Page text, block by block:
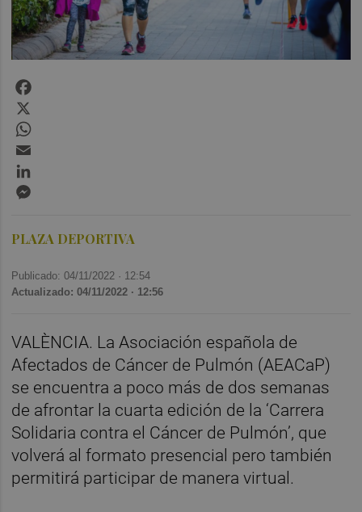
PLAZA DEPORTIVA
Publicado: 04/11/2022 · 12:54
Actualizado: 04/11/2022 · 12:56
VALÈNCIA. La Asociación española de
Afectados de Cáncer de Pulmón (AEACaP)
se encuentra a poco más de dos semanas
de afrontar la cuarta edición de la ‘Carrera
Solidaria contra el Cáncer de Pulmón’, que
volverá al formato presencial pero también
permitirá participar de manera virtual.